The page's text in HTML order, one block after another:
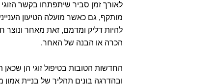
לאורך זמן סביר שיתפתחו בקשר
מותקף, גם כאשר מועלה הטיעון
להיות דליק ומדמם, זאת מאחר ונוצר
הכרה או הבנה של האחר.
החדשות הטובות בטיפול זוגי הן שכאן
ובהדרגה בונים תהליך של בניית אמון